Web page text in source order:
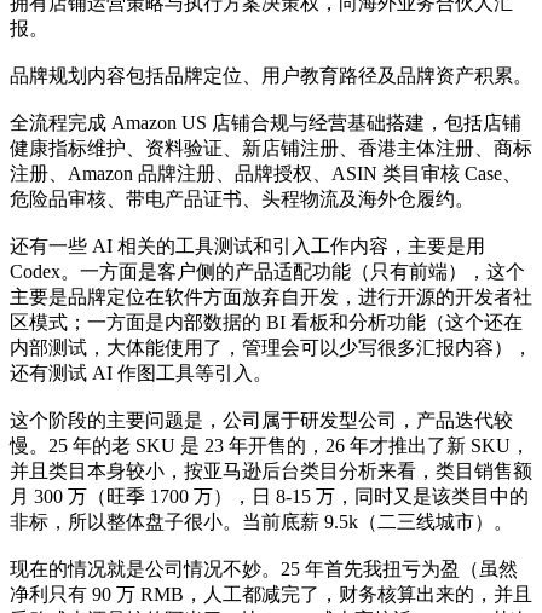
报。
品牌规划内容包括品牌定位、用户教育路径及品牌资产积累。
全流程完成 Amazon US 店铺合规与经营基础搭建，包括店铺
健康指标维护、资料验证、新店铺注册、香港主体注册、商标
注册、Amazon 品牌注册、品牌授权、ASIN 类目审核 Case、
危险品审核、带电产品证书、头程物流及海外仓履约。
还有一些 AI 相关的工具测试和引入工作内容，主要是用
Codex。一方面是客户侧的产品适配功能（只有前端），这个
主要是品牌定位在软件方面放弃自开发，进行开源的开发者社
区模式；一方面是内部数据的 BI 看板和分析功能（这个还在
内部测试，大体能使用了，管理会可以少写很多汇报内容），
还有测试 AI 作图工具等引入。
这个阶段的主要问题是，公司属于研发型公司，产品迭代较
慢。25 年的老 SKU 是 23 年开售的，26 年才推出了新 SKU，
并且类目本身较小，按亚马逊后台类目分析来看，类目销售额
月 300 万（旺季 1700 万），日 8-15 万，同时又是该类目中的
非标，所以整体盘子很小。当前底薪 9.5k（二三线城市）。
现在的情况就是公司情况不妙。25 年首先我扭亏为盈（虽然
净利只有 90 万 RMB，人工都减完了，财务核算出来的，并且